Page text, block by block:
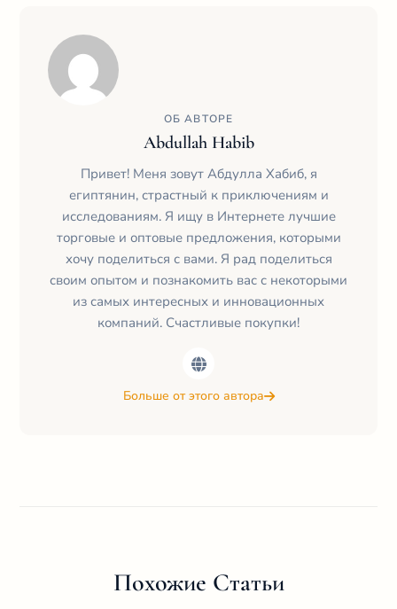
ОБ АВТОРЕ
Abdullah Habib
Привет! Меня зовут Абдулла Хабиб, я
египтянин, страстный к приключениям и
исследованиям. Я ищу в Интернете лучшие
торговые и оптовые предложения, которыми
хочу поделиться с вами. Я рад поделиться
своим опытом и познакомить вас с некоторыми
из самых интересных и инновационных
компаний. Счастливые покупки!
Больше от этого автора
Похожие Статьи